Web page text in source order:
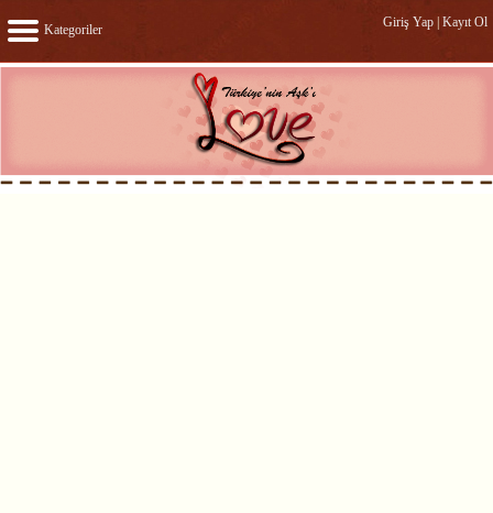
Kategoriler Giriş Yap Kayıt Ol